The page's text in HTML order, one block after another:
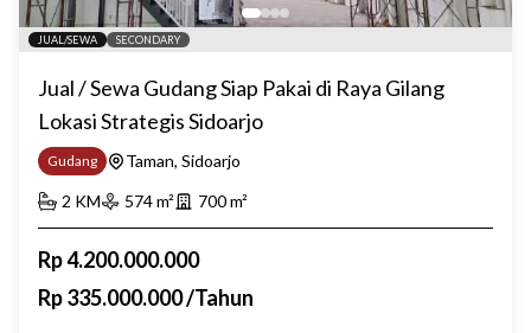
JUAL/SEWA SECONDARY
Jual / Sewa Gudang Siap Pakai di Raya Gilang
Lokasi Strategis Sidoarjo
Gudang
Taman, Sidoarjo
2 KM 574m² 700m²
Rp4.200.000.000
Rp335.000.000/Tahun